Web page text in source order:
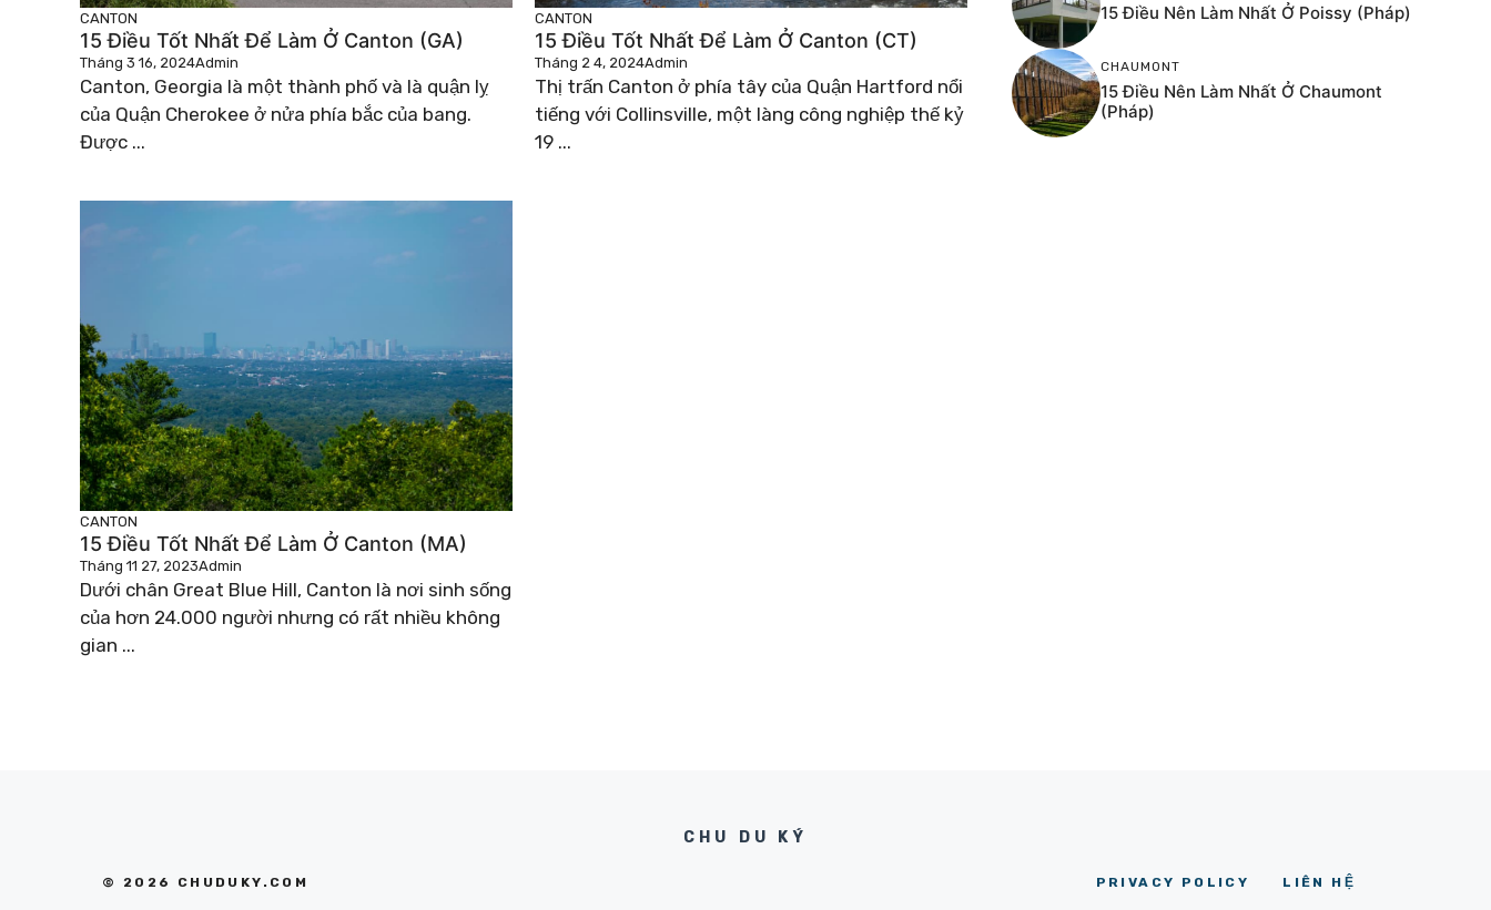
CANTON
15 Điều Tốt Nhất Để Làm Ở Canton (GA)
Tháng 3 16, 2024Admin
Canton, Georgia là một thành phố và là quận lỵ
của Quận Cherokee ở nửa phía bắc của bang.
Được ...
CANTON
15 Điều Tốt Nhất Để Làm Ở Canton (CT)
Tháng 2 4, 2024Admin
Thị trấn Canton ở phía tây của Quận Hartford nổi
tiếng với Collinsville, một làng công nghiệp thế kỷ
19 ...
CANTON
15 Điều Tốt Nhất Để Làm Ở Canton (MA)
Tháng 11 27, 2023Admin
Dưới chân Great Blue Hill, Canton là nơi sinh sống
của hơn 24.000 người nhưng có rất nhiều không
gian ...
15 Điều Nên Làm Nhất Ở Poissy (Pháp)
CHAUMONT
15 Điều Nên Làm Nhất Ở Chaumont
(Pháp)
CHU DU KÝ
© 2026 CHUDUKY.COM PRIVACY POLICY LIÊN HỆ